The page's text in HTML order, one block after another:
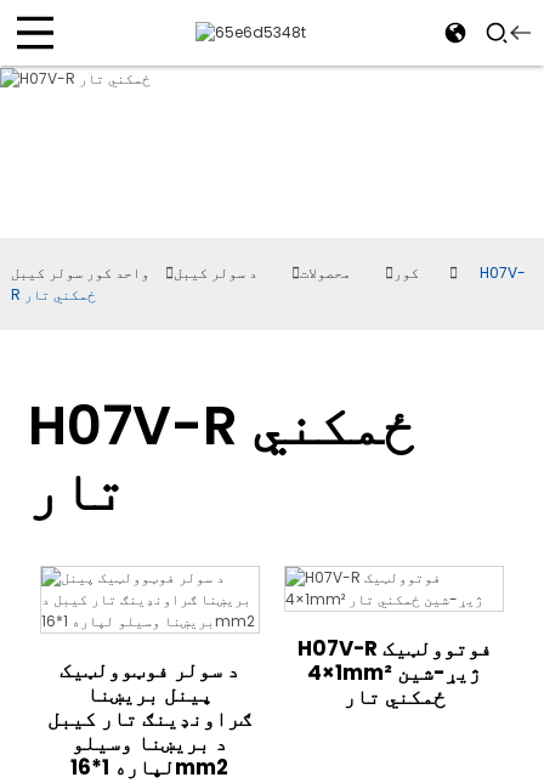
کور محصولات د سولر کیبل واحد کور سولر کیبل
H07V-
R ځمکني تار
H07V-R ځمکني
تار
د سولر فوټوولټیک
پینل بریښنا
ګراونډینګ تار کیبل
د بریښنا وسیلو
لپاره 1*16mm2
H07V-R فوتوولټیک
1×4mm² ژیړ-شین
ځمکني تار